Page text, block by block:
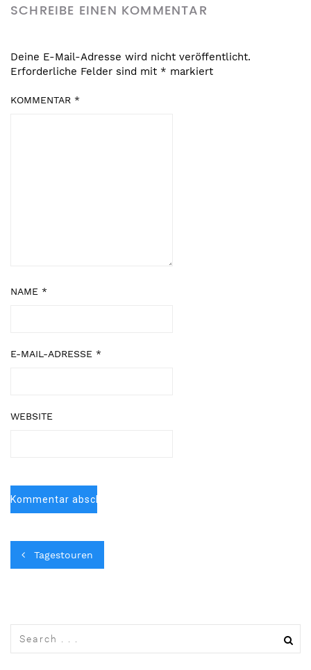
SCHREIBE EINEN KOMMENTAR
Deine E-Mail-Adresse wird nicht veröffentlicht.
Erforderliche Felder sind mit * markiert
KOMMENTAR *
NAME *
E-MAIL-ADRESSE *
WEBSITE
Tagestouren